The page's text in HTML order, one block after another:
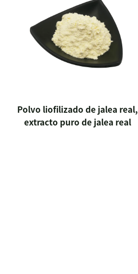
Polvo liofilizado de jalea real,
extracto puro de jalea real